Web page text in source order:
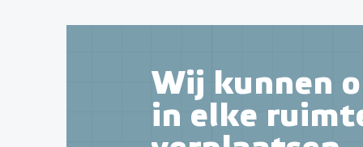
Wij kunnen
in elke